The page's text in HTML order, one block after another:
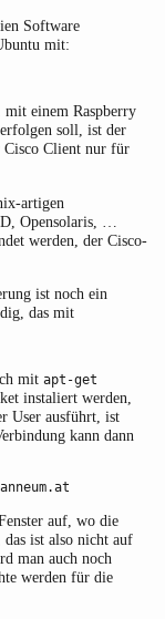
Software
mit:
einem Raspberry
soll, ist der
Cisco Client nur für
artigen
Opensolaris, …
werden, der Cisco-
ist noch ein
das mit
mit apt-get
instaliert werden,
User ausführt, ist
kann dann
auf, wo die
ist also nicht auf
man auch noch
werden für die